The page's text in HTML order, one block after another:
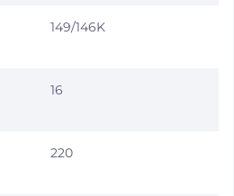
149/146K
16
220